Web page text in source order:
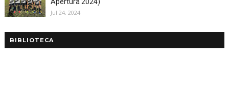
Jul 24, 2024
BIBLIOTECA